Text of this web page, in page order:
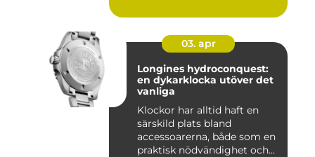
03. apr
Longines hydroconquest:
en dykarklocka utöver det
vanliga
Klockor har alltid haft en
särskild plats bland
accessoarerna, både som en
praktisk nödvändighet och...